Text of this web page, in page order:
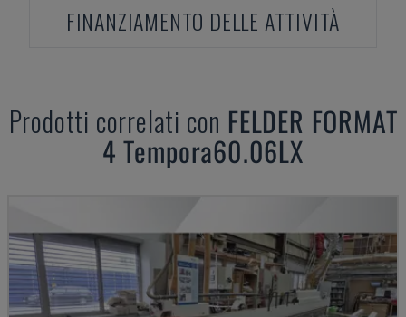
FINANZIAMENTO DELLE ATTIVITÀ
Prodotti correlati con FELDER FORMAT
4 Tempora60.06LX